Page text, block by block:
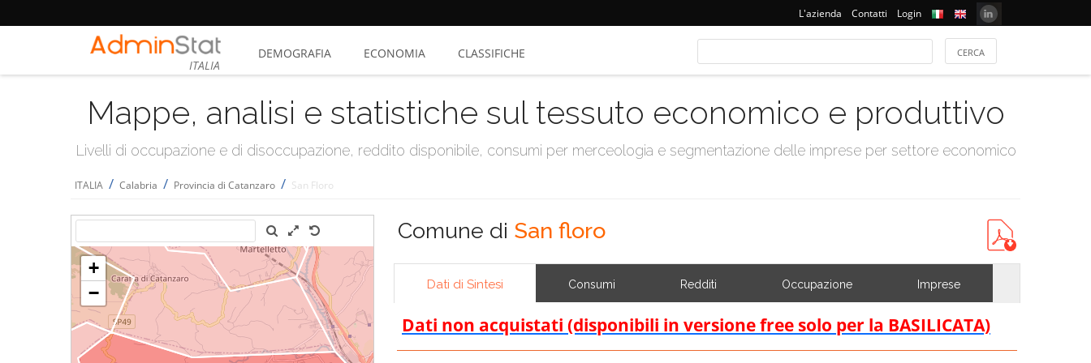
L'azienda Contatti Login
ITALIA
DEMOGRAFIA ECONOMIA CLASSIFICHE
Mappe, analisi e statistiche sul tessuto economico e produttivo
Livelli di occupazione e di disoccupazione, reddito disponibile, consumi per merceologia e segmentazione delle imprese per settore economico
ITALIA / Calabria / Provincia di Catanzaro / San Floro
Comune di San floro
Dati di Sintesi Consumi Redditi Occupazione Imprese
Dati non acquistati (disponibili in versione free solo per la BASILICATA)